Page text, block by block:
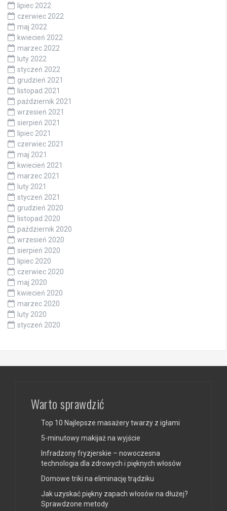
lipiec 2022
czerwiec 2022
maj 2022
kwiecień 2022
marzec 2022
luty 2022
styczeń 2022
grudzień 2021
listopad 2021
październik 2021
wrzesień 2021
sierpień 2021
lipiec 2021
czerwiec 2021
maj 2021
kwiecień 2021
marzec 2021
luty 2021
styczeń 2021
grudzień 2020
listopad 2020
październik 2020
wrzesień 2020
sierpień 2020
lipiec 2020
czerwiec 2020
maj 2020
kwiecień 2020
marzec 2020
luty 2020
styczeń 2020
Warto sprawdzić
Top 10 Najlepsze masażery twarzy z igłami
5-minutowy makijaż na wyjście
Infradzony fryzjerskie – nowoczesna
technologia dla zdrowych i pięknych włosów
Domowe triki na eliminację trądziku
Jak uzyskać piękny zapach włosów na dłużej?
Sprawdzone metody